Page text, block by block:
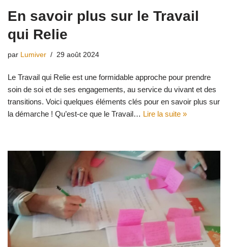
En savoir plus sur le Travail
qui Relie
par Lumiver 29 août 2024
Le Travail qui Relie est une formidable approche pour prendre
soin de soi et de ses engagements, au service du vivant et des
transitions. Voici quelques éléments clés pour en savoir plus sur
la démarche ! Qu’est-ce que le Travail… Lire la suite »